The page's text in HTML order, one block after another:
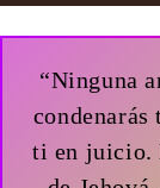
“Ninguna
condenarás
ti en juicio.